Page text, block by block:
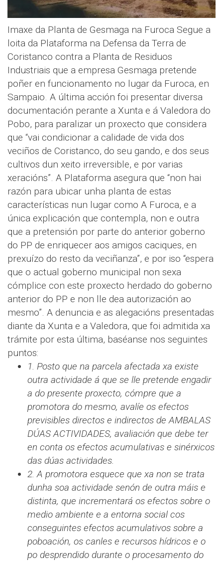
Imaxe da Planta de Gesmaga na Furoca Segue a
loita da Plataforma na Defensa da Terra de
Coristanco contra a Planta de Residuos
Industriais que a empresa Gesmaga pretende
poñer en funcionamento no lugar da Furoca, en
Sampaio. A última acción foi presentar diversa
documentación perante a Xunta e á Valedora do
Pobo, para paralizar un proxecto que considera
que “vai condicionar a calidade de vida dos
veciños de Coristanco, do seu gando, e dos seus
cultivos dun xeito irreversible, e por varias
xeracións”. A Plataforma asegura que “non hai
razón para ubicar unha planta de estas
características nun lugar como A Furoca, e a
única explicación que contempla, non e outra
que a pretensión por parte do anterior goberno
do PP de enriquecer aos amigos caciques, en
prexuízo do resto da veciñanza”, e por iso “espera
que o actual goberno municipal non sexa
cómplice con este proxecto herdado do goberno
anterior do PP e non lle dea autorización ao
mesmo”. A denuncia e as alegacións presentadas
diante da Xunta e a Valedora, que foi admitida xa
trámite por esta última, baséanse nos seguintes
puntos:
1. Posto que na parcela afectada xa existe
outra actividade á que se lle pretende engadir
a do presente proxecto, cómpre que a
promotora do mesmo, avalíe os efectos
previsibles directos e indirectos de AMBALAS
DÚAS ACTIVIDADES, avaliación que debe ter
en conta os efectos acumulativas e sinérxicos
das dúas actividades.
2. A promotora esquece que xa non se trata
dunha soa actividade senón de outra máis e
distinta, que incrementará os efectos sobre o
medio ambiente e a entorna social cos
conseguintes efectos acumulativos sobre a
poboación, os canles e recursos hídricos e o
po desprendido durante o procesamento do